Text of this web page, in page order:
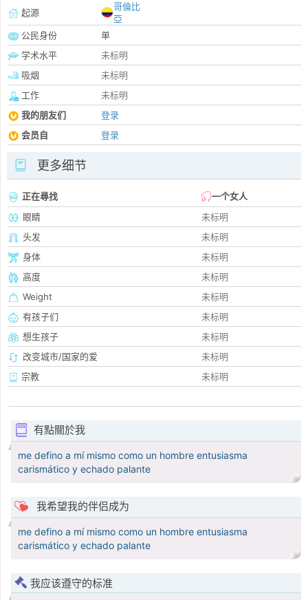
起源
哥倫比
亞
公民身份
单
学术水平
未标明
吸烟
未标明
工作
未标明
我的朋友们
登录
会员自
登录
更多细节
正在尋找
一个女人
眼睛
未标明
头发
未标明
身体
未标明
高度
未标明
Weight
未标明
有孩子们
未标明
想生孩子
未标明
改变城市/国家的爱
未标明
宗教
未标明
有點關於我
me defino a mí mismo como un hombre entusiasma
carismático y echado palante
我希望我的伴侣成为
me defino a mí mismo como un hombre entusiasma
carismático y echado palante
我应该遵守的标准